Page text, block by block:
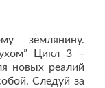
землянину.
Цикл 3 –
новых реалий
Следуй за